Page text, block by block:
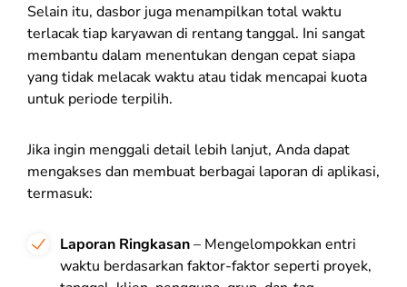
Selain itu, dasbor juga menampilkan total waktu
terlacak tiap karyawan di rentang tanggal. Ini sangat
membantu dalam menentukan dengan cepat siapa
yang tidak melacak waktu atau tidak mencapai kuota
untuk periode terpilih.
Jika ingin menggali detail lebih lanjut, Anda dapat
mengakses dan membuat berbagai laporan di aplikasi,
termasuk:
Laporan Ringkasan– Mengelompokkan entri
waktu berdasarkan faktor-faktor seperti proyek,